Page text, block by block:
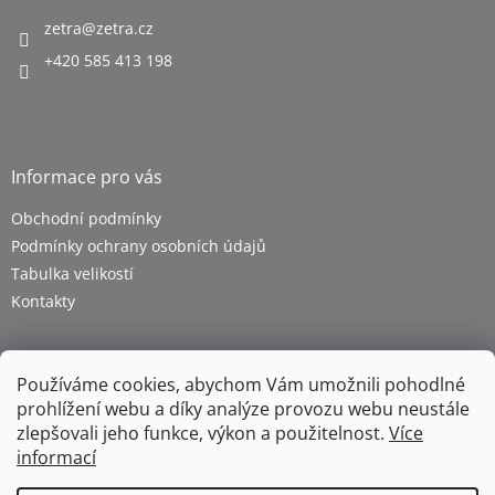
Používáme cookies, abychom Vám umožnili pohodlné
prohlížení webu a díky analýze provozu webu neustále
zlepšovali jeho funkce, výkon a použitelnost. Více
informací
zetra@zetra.cz
+420 585 413 198
Informace pro vás
Obchodní podmínky
Podmínky ochrany osobních údajů
Tabulka velikostí
Kontakty